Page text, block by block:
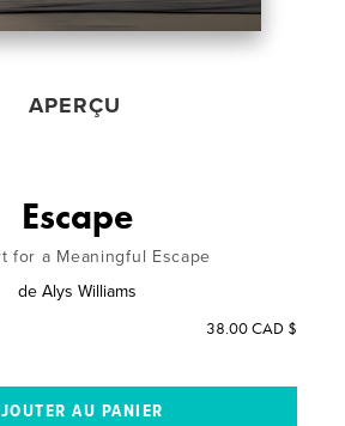
APERÇU
Escape
for a Meaningful Escape
de Alys Williams
38.00 CAD $